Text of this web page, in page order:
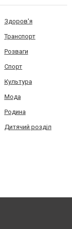
Здоров'я
Транспорт
Розваги
Спорт
Культура
Мода
Родина
Дитячий розділ